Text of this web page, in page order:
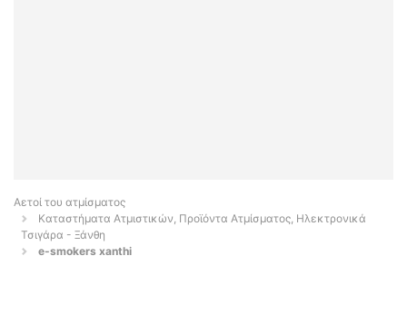
Αετοί του ατμίσματος
Καταστήματα Ατμιστικών, Προϊόντα Ατμίσματος, Ηλεκτρονικά
Τσιγάρα - Ξάνθη
e-smokers xanthi